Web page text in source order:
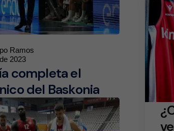
Ramos
2023
completa el
del Baskonia